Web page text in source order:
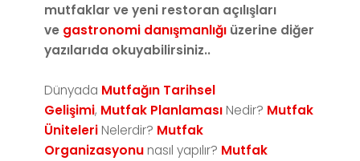
mutfaklar ve yeni restoran açılışları
ve gastronomi danışmanlığı üzerine diğer
yazılarıda okuyabilirsiniz..
Dünyada Mutfağın Tarihsel
Gelişimi, Mutfak Planlaması Nedir? Mutfak
Üniteleri Nelerdir? Mutfak
Organizasyonu nasıl yapılır? Mutfak